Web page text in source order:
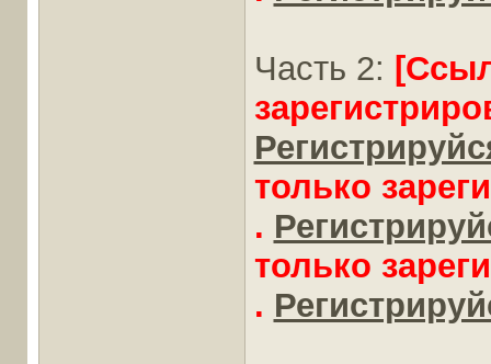
Часть 2:
только
.
только
.